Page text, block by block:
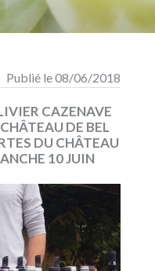
Publié le 08/06/2018
CAZENAVE
DE BEL
DU CHÂTEAU
10 JUIN